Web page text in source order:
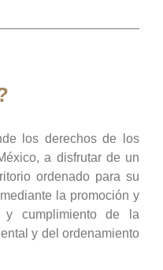
los derechos de los
a disfrutar de un
ordenado para su
la promoción y
cumplimiento de la
y del ordenamiento